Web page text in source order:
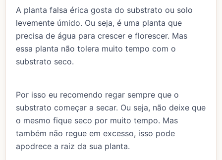
A planta falsa érica gosta do substrato ou solo
levemente úmido. Ou seja, é uma planta que
precisa de água para crescer e florescer. Mas
essa planta não tolera muito tempo com o
substrato seco.
Por isso eu recomendo regar sempre que o
substrato começar a secar. Ou seja, não deixe que
o mesmo fique seco por muito tempo. Mas
também não regue em excesso, isso pode
apodrece a raiz da sua planta.